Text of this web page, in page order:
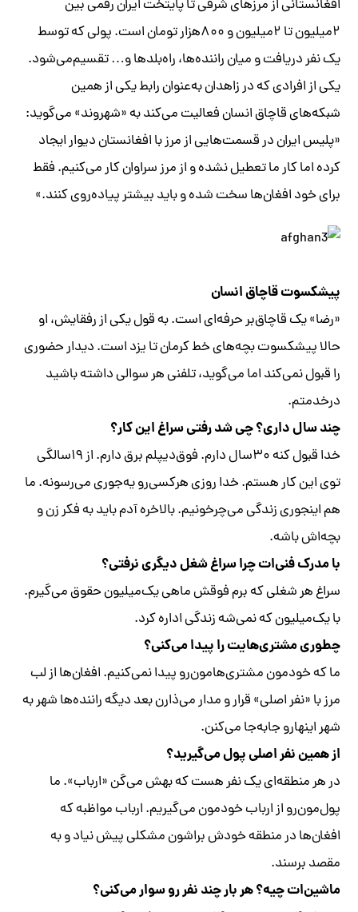
افغانستانی از مرزهای شرقی تا پایتخت ایران رقمی بین
۲‌میلیون تا ۲‌میلیون و ۸۰۰‌هزار تومان است. پولی که توسط
یک نفر دریافت و میان راننده‌ها، راه‌بلد‌ها و… تقسیم‌می‌شود.
یکی از افرادی که در زاهدان به‌عنوان رابط یکی از همین
شبکه‌های قاچاق انسان فعالیت می‌کند به «شهروند» می‌گوید:
«پلیس ایران در قسمت‌هایی از مرز با افغانستان دیوار ایجاد
کرده اما کار ما تعطیل نشده و از مرز سراوان کار می‌کنیم. فقط
برای خود افغان‌ها سخت شده و باید بیشتر پیاده‌روی کنند.»
پیشکسوت قاچاق انسان
«رضا» یک قاچاق‌بر حرفه‌ای است. به قول یکی از رفقایش، او
حالا پیشکسوت بچه‌های خط کرمان تا یزد است. دیدار حضوری
را قبول نمی‌کند اما می‌گوید، تلفنی هر سوالی داشته باشید
درخدمتم.
چند ‌سال داری؟ چی شد رفتی سراغ این کار؟
خدا قبول کنه ۳۰‌سال دارم. فوق‌دیپلم برق دارم. از ۱۹سالگی
توی این کار هستم. خدا روزی هرکسی‌رو یه‌جوری می‌رسونه. ما
هم اینجوری زندگی می‌چرخونیم. بالاخره آدم باید به فکر زن و
بچه‌اش باشه.
با مدرک فنی‌ات چرا سراغ شغل دیگری نرفتی؟
سراغ هر شغلی که برم فوقش ماهی یک‌میلیون حقوق می‌گیرم.
با یک‌میلیون که نمی‌شه زندگی اداره کرد.
چطوری مشتری‌هایت را پیدا می‌کنی؟
ما که خودمون مشتری‌هامون‌رو پیدا نمی‌کنیم. افغان‌ها از لب
مرز با «نفر اصلی» قرار و مدار می‌ذارن بعد دیگه راننده‌ها شهر به
شهر اینهارو جابه‌جا می‌کنن.
از همین نفر اصلی پول می‌گیرید؟
در هر منطقه‌ای یک نفر هست که بهش می‌گن «ارباب». ما
پول‌مون‌رو از ارباب خودمون می‌گیریم. ارباب مواظبه که
افغان‌ها در منطقه خودش براشون مشکلی پیش نیاد و به
مقصد برسند.
ماشین‌ات چیه؟ هر بار چند نفر رو سوار می‌کنی؟